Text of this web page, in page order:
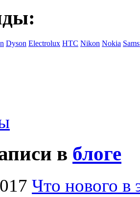
Dyson Electrolux HTC Nikon Nokia
в блоге
Что нового в